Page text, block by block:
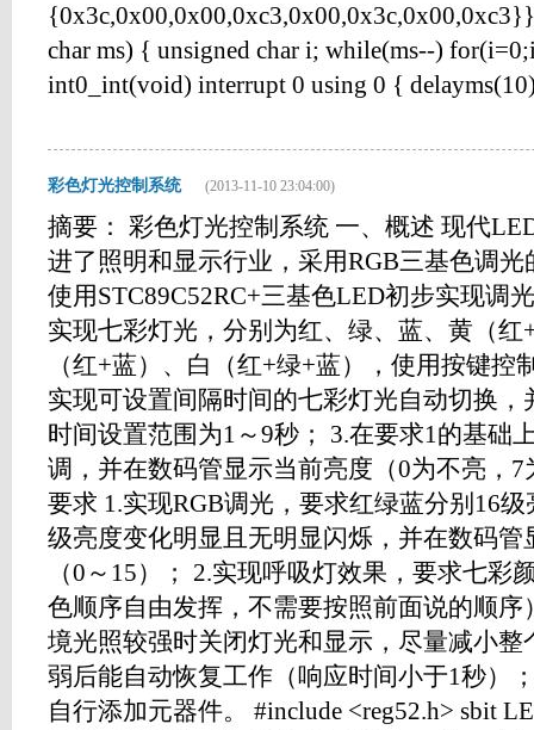
char ms) { unsigned char i; while(ms--)
int0_int(void) interrupt 0 using 0 {
彩色灯光控制系统 (2013-11-10 23:04:00)
摘要： 彩色灯光控制系统 一、概述 现代
进了照明和显示行业，采用RGB三基色调
使用STC89C52RC+三基色LED初步实现调
实现七彩灯光，分别为红、绿、蓝、黄（
（红+蓝）、白（红+绿+蓝），使用按键控
实现可设置间隔时间的七彩灯光自动切换
时间设置范围为1～9秒； 3.在要求1的基础
调，并在数码管显示当前亮度（0为不亮，
要求 1.实现RGB调光，要求红绿蓝分别16
级亮度变化明显且无明显闪烁，并在数码
（0～15）； 2.实现呼吸灯效果，要求七彩
色顺序自由发挥，不需要按照前面说的顺序
境光照较强时关闭灯光和显示，尽量减小
弱后能自动恢复工作（响应时间小于1秒）
自行添加元器件。 #include <reg52.h> sbit